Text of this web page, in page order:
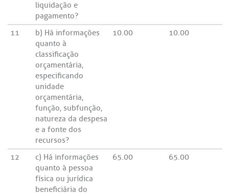
liquidação e
pagamento?
11
b) Há informações
quanto à
classificação
orçamentária,
especificando
unidade
orçamentária,
função, subfunção,
natureza da despesa
e a fonte dos
recursos?
10.00 10.00
12
c) Há informações
quanto à pessoa
física ou jurídica
beneficiária do
65.00 65.00